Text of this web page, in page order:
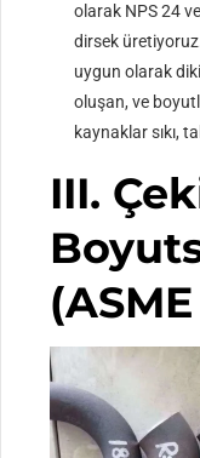
olarak NPS 24
dirsek
uygun olarak
oluşan, ve
kaynaklar sıkı,
III.